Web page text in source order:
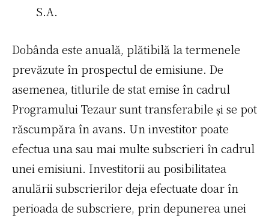
S.A.
Dobânda este anuală, plătibilă la termenele
prevăzute în prospectul de emisiune. De
asemenea, titlurile de stat emise în cadrul
Programului Tezaur sunt transferabile și se pot
răscumpăra în avans. Un investitor poate
efectua una sau mai multe subscrieri în cadrul
unei emisiuni. Investitorii au posibilitatea
anulării subscrierilor deja efectuate doar în
perioada de subscriere, prin depunerea unei